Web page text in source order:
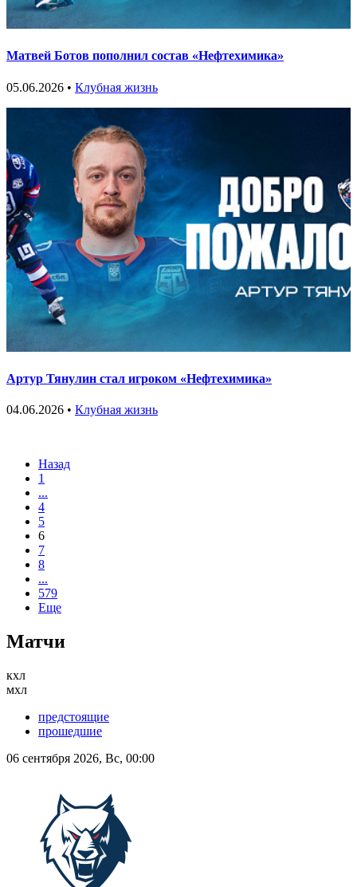
Матвей Ботов пополнил состав «Нефтехимика»
05.06.2026 • Клубная жизнь
Артур Тянулин стал игроком «Нефтехимика»
04.06.2026 • Клубная жизнь
Назад
1
...
4
5
6
7
8
...
579
Еще
Матчи
кхл
мхл
предстоящие
прошедшие
06 сентября 2026, Вс, 00:00